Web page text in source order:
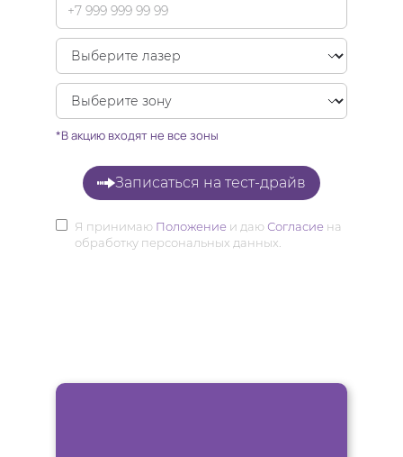
*В акцию входят не все зоны
Записаться на тест-драйв
Я принимаю Положение и даюСогласие на
обработку персональных данных.